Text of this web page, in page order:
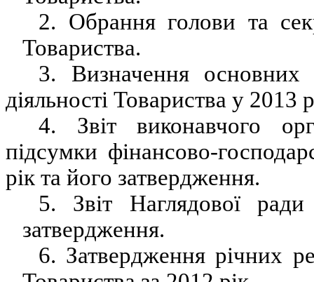
2. Обрання голови та
Товариства.
3. Визначення основних
діяльності Товариства у 2013
4. Звіт виконавчого
підсумки фінансово-
рік та його затвердження.
5. Звіт Наглядової
затвердження.
6. Затвердження річних